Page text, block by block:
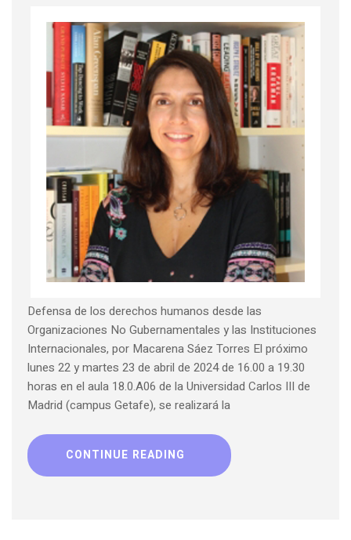
Defensa de los derechos humanos desde las
Organizaciones No Gubernamentales y las Instituciones
Internacionales, por Macarena Sáez Torres El próximo
lunes 22 y martes 23 de abril de 2024 de 16.00 a 19.30
horas en el aula 18.0.A06 de la Universidad Carlos III de
Madrid (campus Getafe), se realizará la
CONTINUE READING